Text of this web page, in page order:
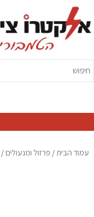
עמוד הבית/ פרזול ומנעולים/